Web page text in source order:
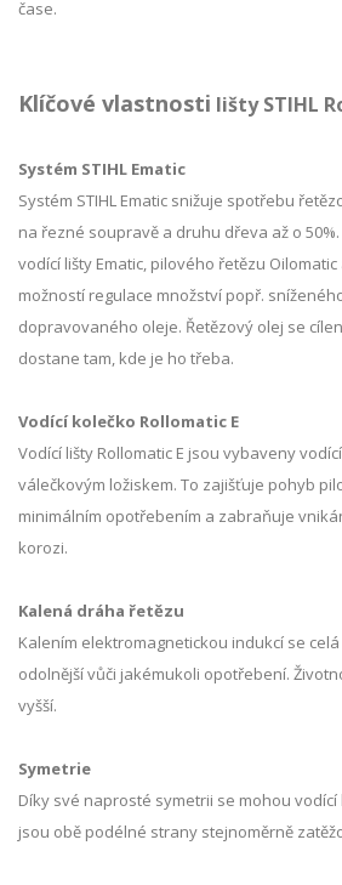
čase.
Klíčové vlastnosti lišty STIHL
Systém STIHL Ematic
Systém STIHL Ematic snižuje spotřebu
na řezné soupravě a druhu dřeva až o
vodící lišty Ematic, pilového řetězu
možností regulace množství popř.
dopravovaného oleje. Řetězový olej se
dostane tam, kde je ho třeba.
Vodící kolečko Rollomatic E
Vodící lišty Rollomatic E jsou vybaveny
válečkovým ložiskem. To zajišťuje pohyb
minimálním opotřebením a zabraňuje
korozi.
Kalená dráha řetězu
Kalením elektromagnetickou indukcí se
odolnější vůči jakémukoli opotřebení.
vyšší.
Symetrie
Díky své naprosté symetrii se mohou vodící
jsou obě podélné strany stejnoměrně